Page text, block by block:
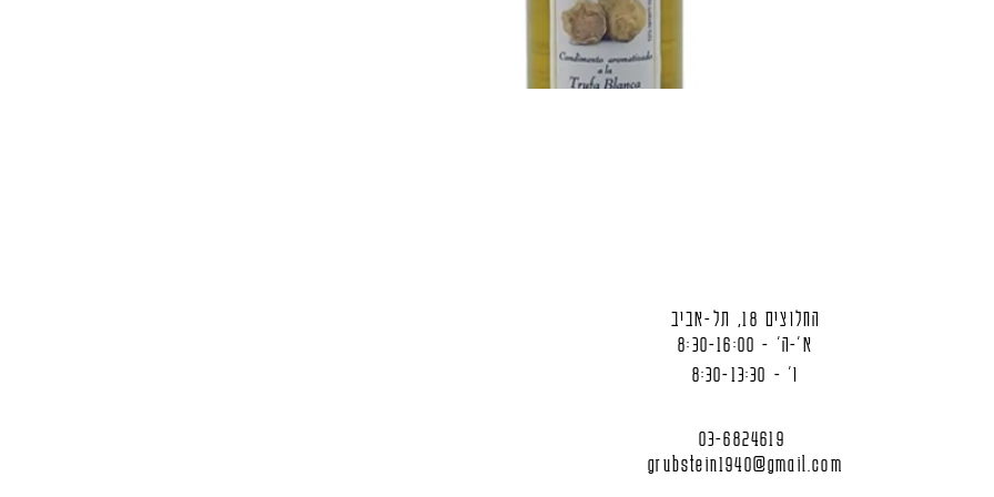
החלוצים 18, תל-אביב
א'-ה' - 8:30-16:00
ו' - 8:30-13:30
03-6824619
grubstein1940@gmail.com